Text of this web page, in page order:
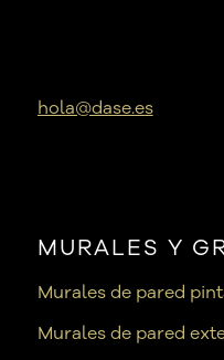
hola@dase.es
MURALES Y
Murales de pared
Murales de pared